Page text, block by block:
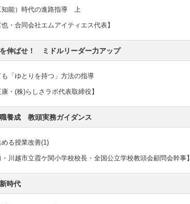
知能）時代の進路指導 上
也・合同会社エムアイティエス代表】
伸ばせ！ ミドルリーダー力アップ
「ゆとりを持つ」方法の指導
康・(株)らしさラボ代表取締役】
養成 教頭実務ガイダンス
る授業改善(1)
・川越市立霞ケ関小学校校長・全国公立学校教頭会顧問会幹事】
時代